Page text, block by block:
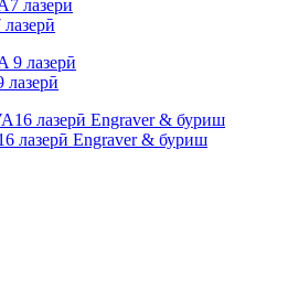
лазерӣ Engraver & буриш